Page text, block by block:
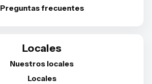
Preguntas frecuentes
Locales
Nuestros locales
Locales